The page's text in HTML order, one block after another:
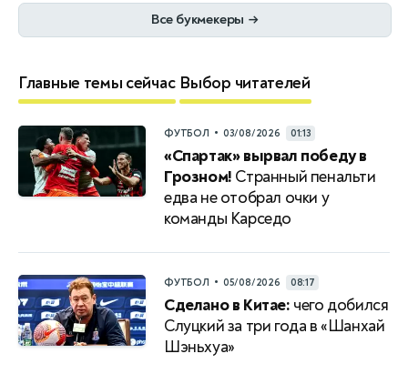
Все букмекеры →
Главные темы сейчас Выбор читателей
ФУТБОЛ • 03/08/2026 01:13
«Спартак» вырвал победу в
Грозном! Странный пенальти
едва не отобрал очки у
команды Карседо
ФУТБОЛ • 05/08/2026 08:17
Сделано в Китае: чего добился
Слуцкий за три года в «Шанхай
Шэньхуа»